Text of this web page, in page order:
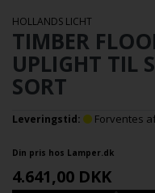
HOLLANDS LICHT
TIMBER
UPLIGHT TIL
SORT
Leveringstid: Forventes
Din pris hos Lamper.dk
4.641,00 DKK